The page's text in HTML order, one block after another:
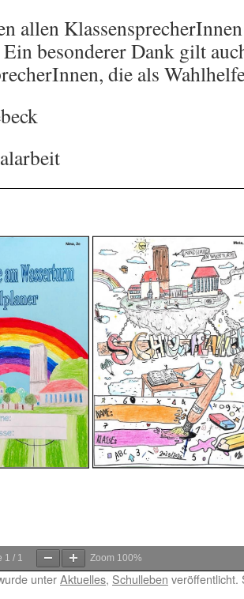
allen
besonderer Dank gilt
die als
1 / 1 Zoom 100%
unterAktuelles, Schulleben veröffentlicht.